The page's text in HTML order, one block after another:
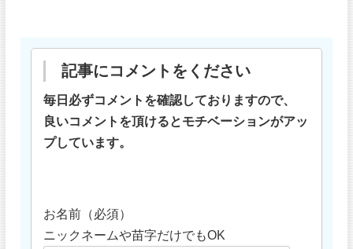
記事にコメントをください
毎日必ずコメントを確認しておりますので、
良いコメントを頂けるとモチベーションがアッ
プしています。
お名前（必須）
ニックネームや苗字だけでもOK